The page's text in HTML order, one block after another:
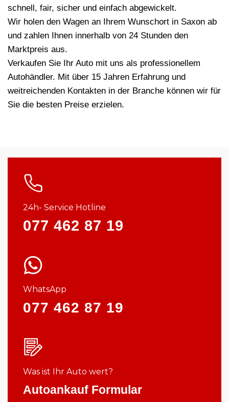
schnell, fair, sicher und einfach abgewickelt.
Wir holen den Wagen an Ihrem Wunschort in Saxon ab
und zahlen Ihnen innerhalb von 24 Stunden den
Marktpreis aus.
Verkaufen Sie Ihr Auto mit uns als professionellem
Autohändler. Mit über 15 Jahren Erfahrung und
weitreichenden Kontakten in der Branche können wir für
Sie die besten Preise erzielen.
24h- Service Hotline
077 462 87 19
WhatsApp
077 462 87 19
Was ist Ihr Auto wert?
Autoankauf Formular